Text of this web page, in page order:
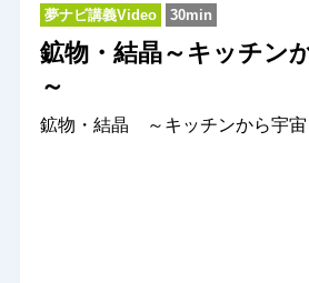
夢ナビ講義Video 30min
鉱物・結晶～キッチン
～
鉱物・結晶 ～キッチンから宇宙